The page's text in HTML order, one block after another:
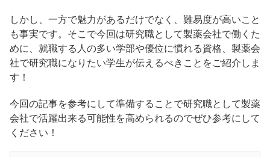
しかし、一方で魅力があるだけでなく、難易度が高いこと
も事実です。そこで今回は研究職として製薬会社で働くた
めに、就職する人の多い学部や優位に慣れる資格、製薬会
社で研究職になりたい学生が伝えるべきことをご紹介しま
す！
今回の記事を参考にして準備することで研究職として製薬
会社で活躍出来る可能性を高められるのでぜひ参考にして
ください！